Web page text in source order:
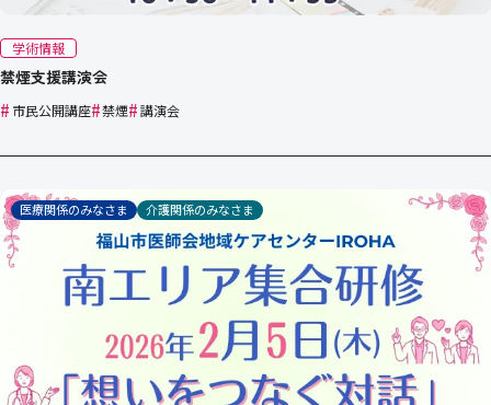
学術情報
禁煙支援講演会
# 市民公開講座#禁煙#講演会
医療関係のみなさま 介護関係のみなさま